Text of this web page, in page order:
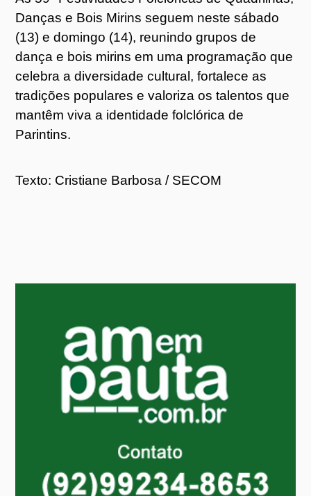
Danças e Bois Mirins seguem neste sábado
(13) e domingo (14), reunindo grupos de
dança e bois mirins em uma programação que
celebra a diversidade cultural, fortalece as
tradições populares e valoriza os talentos que
mantêm viva a identidade folclórica de
Parintins.
Texto: Cristiane Barbosa / SECOM